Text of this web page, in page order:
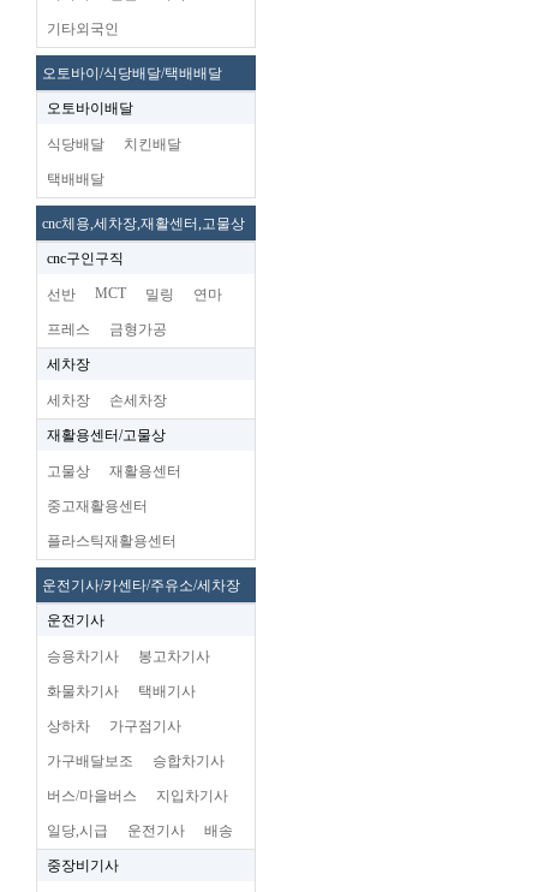
기타외국인
오토바이/식당배달/택배배달
오토바이배달
식당배달 치킨배달
택배배달
cnc체용,세차장,재활센터,고물상
cnc구인구직
선반 MCT 밀링 연마
프레스 금형가공
세차장
세차장 손세차장
재활용센터/고물상
고물상 재활용센터
중고재활용센터
플라스틱재활용센터
운전기사/카센타/주유소/세차장
운전기사
승용차기사 봉고차기사
화물차기사 택배기사
상하차 가구점기사
가구배달보조 승합차기사
버스/마을버스 지입차기사
일당,시급 운전기사 배송
중장비기사